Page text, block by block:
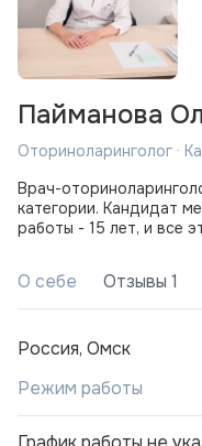
Пайманова
Оториноларинголог ·
Врач-
категории. Кандидат
работы - 15 лет, и все
О себе Отзывы 1
Россия, Омск
Режим работы